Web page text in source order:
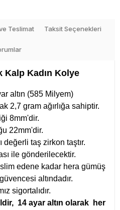
Teslimat Taksit Seçenekleri
Kalp Kadın Kolye
altın (585 Milyem)
2,7 gram ağırlığa sahiptir.
8mm'dir.
22mm'dir.
değerli taş zirkon taştır.
ile gönderilecektir.
edene kadar hera gümüş
altındadır.
sigortalıdır.
14 ayar altın olarak her